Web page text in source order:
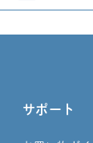
サポート